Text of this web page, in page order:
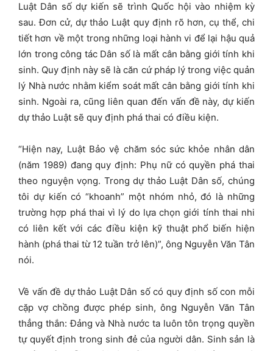
Luật Dân số dự kiến sẽ trình Quốc hội vào nhiệm kỳ
sau. Đơn cử, dự thảo Luật quy định rõ hơn, cụ thể, chi
tiết hơn về một trong những loại hành vi để lại hậu quả
lớn trong công tác Dân số là mất cân bằng giới tính khi
sinh. Quy định này sẽ là căn cứ pháp lý trong việc quản
lý Nhà nước nhằm kiểm soát mất cân bằng giới tính khi
sinh. Ngoài ra, cũng liên quan đến vấn đề này, dự kiến
dự thảo Luật sẽ quy định phá thai có điều kiện.
“Hiện nay, Luật Bảo vệ chăm sóc sức khỏe nhân dân
(năm 1989) đang quy định: Phụ nữ có quyền phá thai
theo nguyện vọng. Trong dự thảo Luật Dân số, chúng
tôi dự kiến có “khoanh” một nhóm nhỏ, đó là những
trường hợp phá thai vì lý do lựa chọn giới tính thai nhi
có liên kết với các điều kiện kỹ thuật phổ biến hiện
hành (phá thai từ 12 tuần trở lên)”, ông Nguyễn Văn Tân
nói.
Về vấn đề dự thảo Luật Dân số có quy định số con mỗi
cặp vợ chồng được phép sinh, ông Nguyễn Văn Tân
thẳng thắn: Đảng và Nhà nước ta luôn tôn trọng quyền
tự quyết định trong sinh đẻ của người dân. Sinh sản là